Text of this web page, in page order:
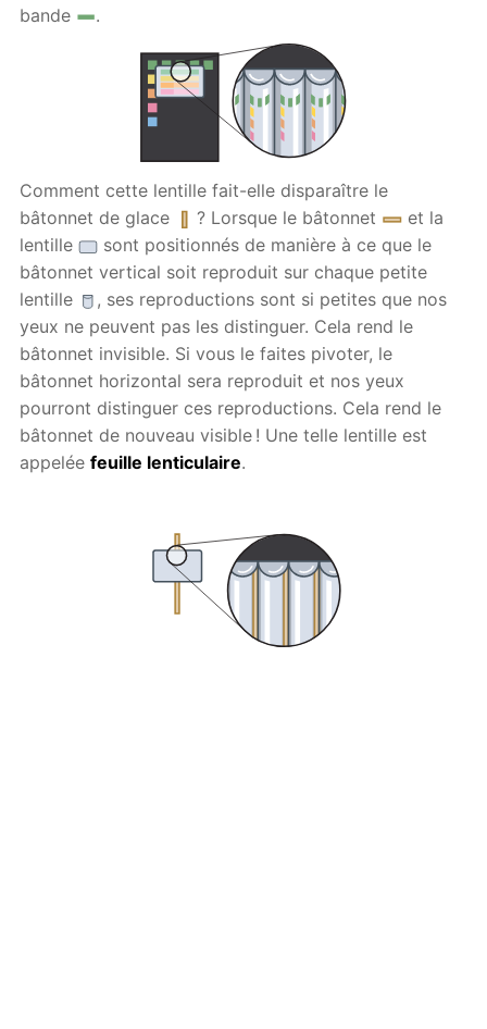
bande
.
Comment cette lentille fait-elle disparaître le
bâtonnet de glace
? Lorsque le bâtonnet
et la
lentille
sont positionnés de manière à ce que le
bâtonnet vertical soit reproduit sur chaque petite
lentille
, ses reproductions sont si petites que nos
yeux ne peuvent pas les distinguer. Cela rend le
bâtonnet invisible. Si vous le faites pivoter, le
bâtonnet horizontal sera reproduit et nos yeux
pourront distinguer ces reproductions. Cela rend le
bâtonnet de nouveau visible ! Une telle lentille est
appeléefeuille lenticulaire.